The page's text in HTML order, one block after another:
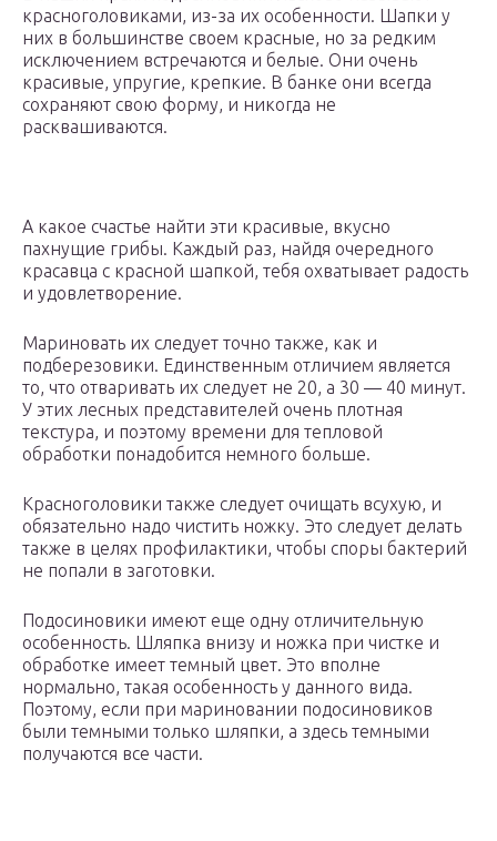
красноголовиками, из-за их особенности. Шапки у
них в большинстве своем красные, но за редким
исключением встречаются и белые. Они очень
красивые, упругие, крепкие. В банке они всегда
сохраняют свою форму, и никогда не
расквашиваются.
А какое счастье найти эти красивые, вкусно
пахнущие грибы. Каждый раз, найдя очередного
красавца с красной шапкой, тебя охватывает радость
и удовлетворение.
Мариновать их следует точно также, как и
подберезовики. Единственным отличием является
то, что отваривать их следует не 20, а 30 — 40 минут.
У этих лесных представителей очень плотная
текстура, и поэтому времени для тепловой
обработки понадобится немного больше.
Красноголовики также следует очищать всухую, и
обязательно надо чистить ножку. Это следует делать
также в целях профилактики, чтобы споры бактерий
не попали в заготовки.
Подосиновики имеют еще одну отличительную
особенность. Шляпка внизу и ножка при чистке и
обработке имеет темный цвет. Это вполне
нормально, такая особенность у данного вида.
Поэтому, если при мариновании подосиновиков
были темными только шляпки, а здесь темными
получаются все части.